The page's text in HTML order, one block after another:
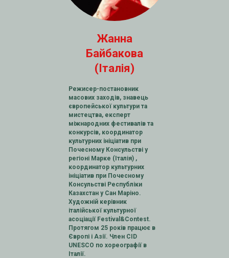
Жанна
Байбакова
(Італія)
Режисер-постановник
масових заходів, знавець
європейської культури та
мистецтва, експерт
міжнародних фестивалів та
конкурсів, координатор
культурних ініціатив при
Почесному Консульстві у
регіоні Марке (Італія) ,
координатор культурних
ініціатив при Почесному
Консульстві Республіки
Казахстан у Сан Маріно.
Художній керівник
італійської культурної
асоціації Festival&Contest.
Протягом 25 років працює в
Європі і Азії. Член CID
UNESCO по хореографії в
Італії.